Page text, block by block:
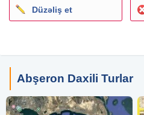
görmək şansı
Sevgi qapısı və Dilək ağacı
gəzinti
TOPLANIŞ VƏ SAATLAR:
Toplanış yeri: Nərimanov
Toplanış saatı: 08:00
Düzəliş et
Abşeron Daxili Turlar